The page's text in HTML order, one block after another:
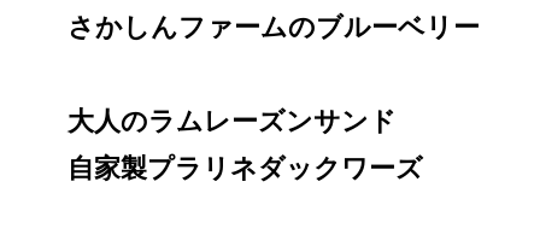
さかしんファームのブルーベリー
大人のラムレーズンサンド
自家製プラリネダックワーズ